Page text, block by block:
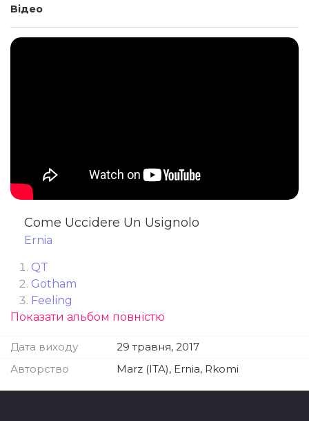
Відео
Come Uccidere Un Usignolo
Ernia
QT
Gotham
Feeling
Madonna (feat. Rkomi)
Ehy Boy
Amici
Показати альбом повністю
Дата виходу
29 травня, 2017
Авторство
Marz (ITA), Ernia, Rkomi